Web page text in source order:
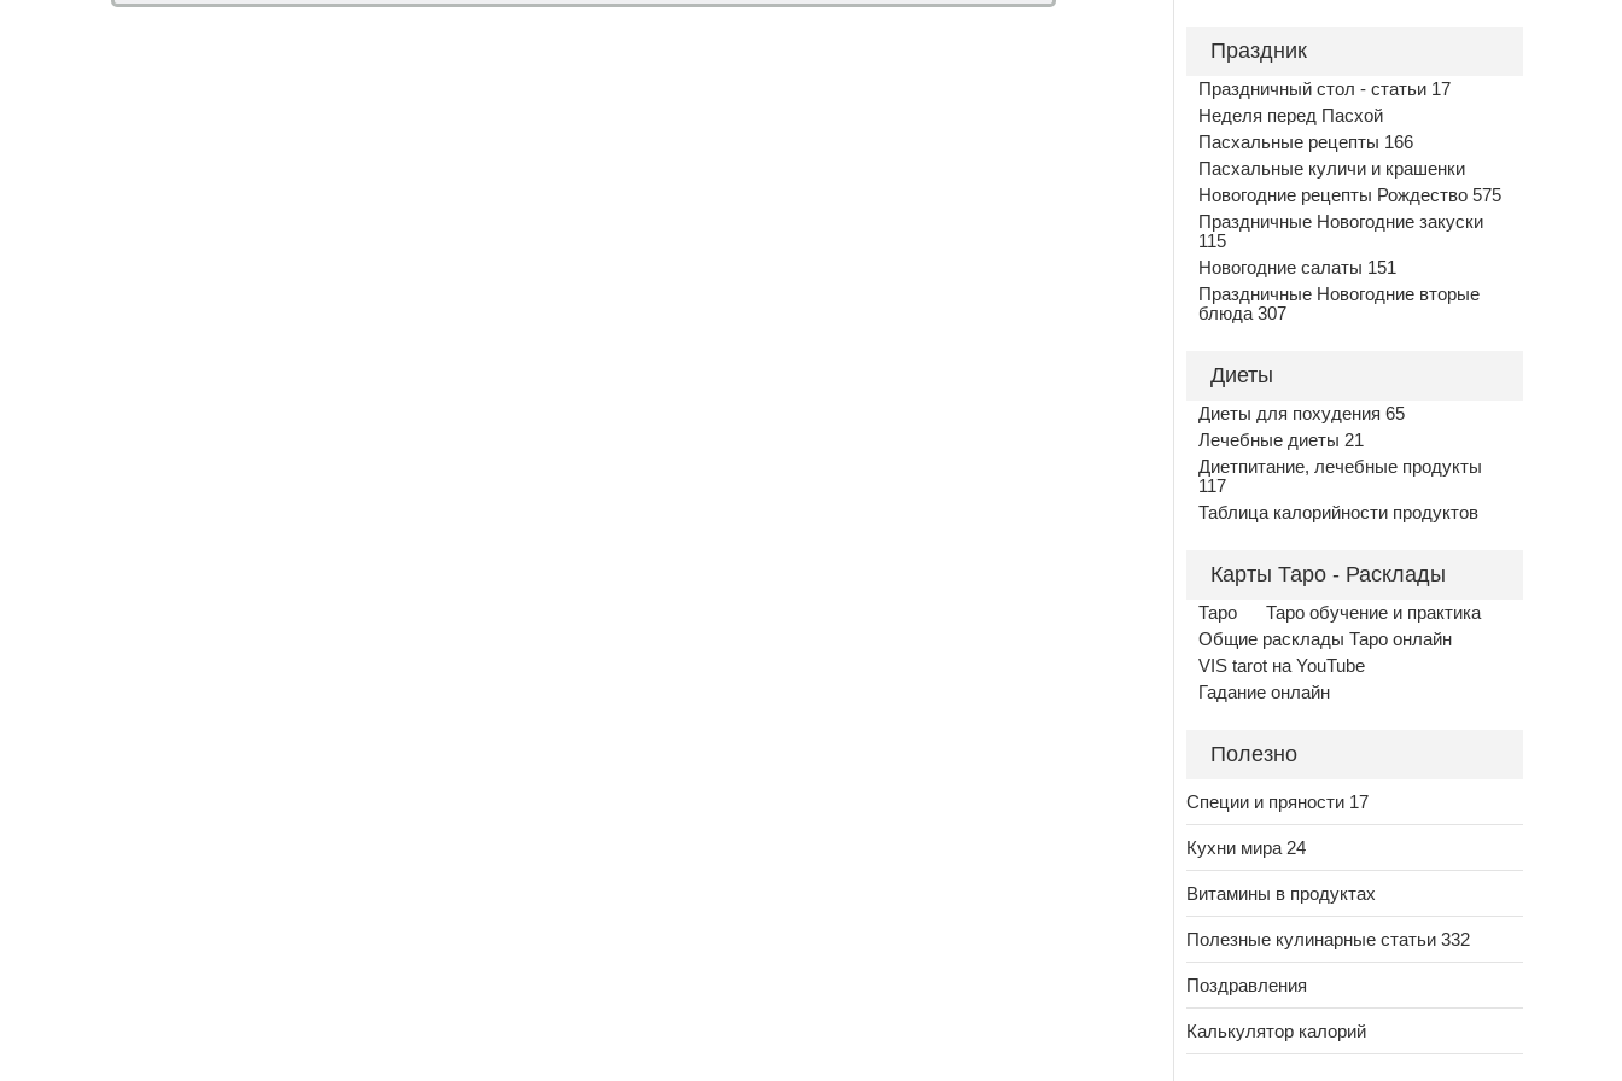
Праздник
Праздничный стол - статьи 17
Неделя перед Пасхой
Пасхальные рецепты 166
Пасхальные куличи и крашенки
Новогодние рецепты Рождество 575
Праздничные Новогодние закуски
115
Новогодние салаты 151
Праздничные Новогодние вторые
блюда 307
Диеты
Диеты для похудения 65
Лечебные диеты 21
Диетпитание, лечебные продукты
117
Таблица калорийности продуктов
Карты Таро - Расклады
Таро
Таро обучение и практика
Общие расклады Таро онлайн
VIS tarot на YouTube
Гадание онлайн
Полезно
Специи и пряности 17
Кухни мира 24
Витамины в продуктах
Полезные кулинарные статьи 332
Поздравления
Калькулятор калорий